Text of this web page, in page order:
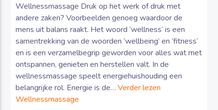
Wellnessmassage Druk op het werk of druk met
andere zaken? Voorbeelden genoeg waardoor de
mens uit balans raakt. Het woord ‘wellness’ is een
samentrekking van de woorden ‘wellbeing’ en ‘fitness’
en is een verzamelbegrip geworden voor alles wat met
ontspannen, genieten en herstellen valt. In de
wellnessmassage speelt energiehuishouding een
belangrijke rol. Energie is de…Verder lezen
Wellnessmassage